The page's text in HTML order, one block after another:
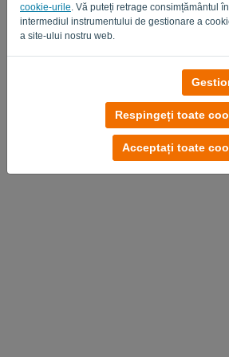
cookie-urile . Vă puteți retrage consimțământul
intermediul instrumentului de gestionare a
a site-ului nostru web.
Respingeți toate
Acceptați toate